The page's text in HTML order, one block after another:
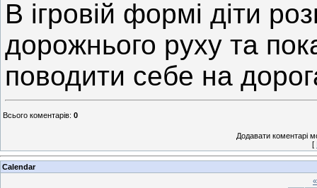
В ігровій формі діти
дорожнього руху та
поводити себе на
Всього коментарів: 0
Додавати коментарі
[
Calendar
«